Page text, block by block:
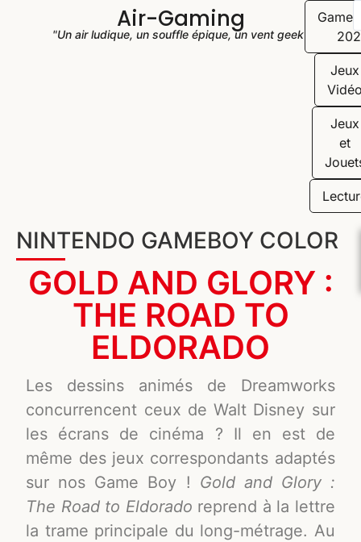
Air-Gaming
"Un air ludique, un souffle épique, un vent geek"
Jeux
Jeux
et
NINTENDO GAMEBOY COLOR
GOLD AND GLORY :
THE ROAD TO
ELDORADO
Les dessins animés de Dreamworks
concurrencent ceux de Walt Disney sur
les écrans de cinéma ? Il en est de
même des jeux correspondants adaptés
sur nos Game Boy ! Gold and Glory :
The Road to Eldorado reprend à la lettre
la trame principale du long-métrage. Au